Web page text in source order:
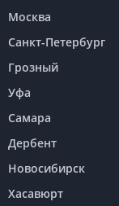
Москва
Санкт-Петербург
Грозный
Уфа
Самара
Дербент
Новосибирск
Хасавюрт